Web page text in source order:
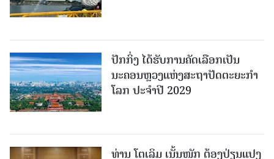
ປັກກິ່ງ ໄດ້ຮັບການຄັດເລືອກເປັນ
ນະຄອນຫຼວງແຫ່ງສະຖາປັດຕະຍະກຳ
ໂລກ ປະຈຳປີ 2029
ທ່ານ ໂຕ​ເລິມ ເນັ້ນໜັກ ຕ້ອງ​ປ່ຽນ​ແປງ​